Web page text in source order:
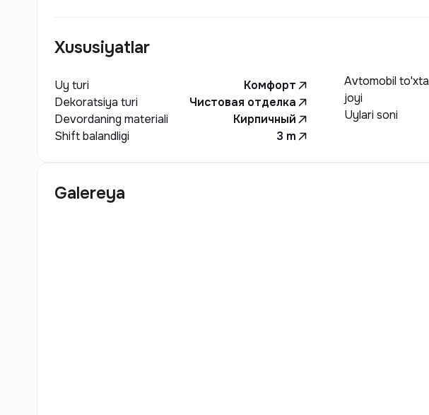
Xususiyatlar
Uy turi
Комфорт
Dekoratsiya turi
Чистовая отделка
Devordaning materiali
Кирпичный
Shift balandligi
3 m
Avtomobil
joyi
Uylari soni
Galereya